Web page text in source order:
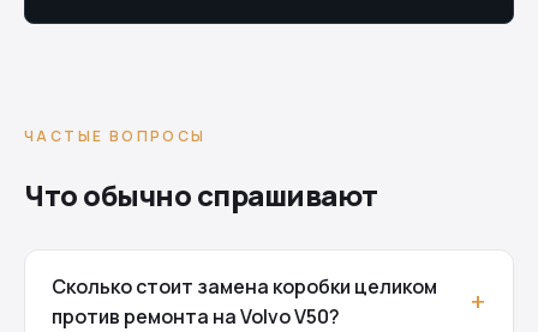
ЧАСТЫЕ ВОПРОСЫ
Что обычно спрашивают
Сколько стоит замена коробки целиком
против ремонта на Volvo V50?